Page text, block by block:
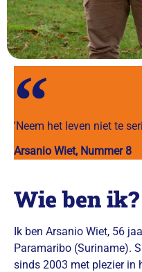
'Neem het leven niet te
Arsanio Wiet, Nummer 8
Wie ben ik?
Ik ben Arsanio Wiet, 56
Paramaribo (Suriname).
sinds 2003 met plezier in